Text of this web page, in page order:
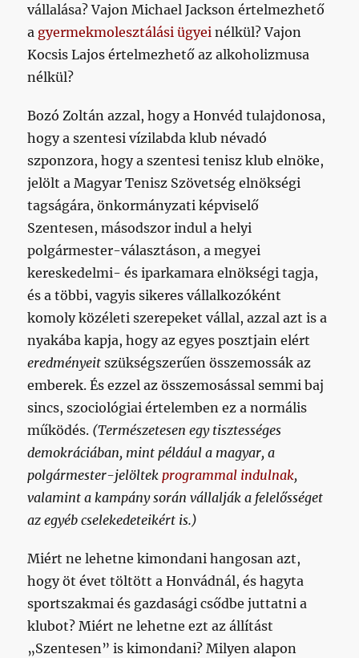
vállalása? Vajon Michael Jackson értelmezhető
a gyermekmolesztálási ügyei nélkül? Vajon
Kocsis Lajos értelmezhető az alkoholizmusa
nélkül?
Bozó Zoltán azzal, hogy a Honvéd tulajdonosa,
hogy a szentesi vízilabda klub névadó
szponzora, hogy a szentesi tenisz klub elnöke,
jelölt a Magyar Tenisz Szövetség elnökségi
tagságára, önkormányzati képviselő
Szentesen, másodszor indul a helyi
polgármester-választáson, a megyei
kereskedelmi- és iparkamara elnökségi tagja,
és a többi, vagyis sikeres vállalkozóként
komoly közéleti szerepeket vállal, azzal azt is a
nyakába kapja, hogy az egyes posztjain elért
eredményeit szükségszerűen összemossák az
emberek. És ezzel az összemosással semmi baj
sincs, szociológiai értelemben ez a normális
működés. (Természetesen egy tisztességes
demokráciában, mint például a magyar, a
polgármester-jelöltekprogrammal indulnak,
valamint a kampány során vállalják a felelősséget
az egyéb cselekedeteikért is.)
Miért ne lehetne kimondani hangosan azt,
hogy öt évet töltött a Honvádnál, és hagyta
sportszakmai és gazdasági csődbe juttatni a
klubot? Miért ne lehetne ezt az állítást
„Szentesen” is kimondani? Milyen alapon